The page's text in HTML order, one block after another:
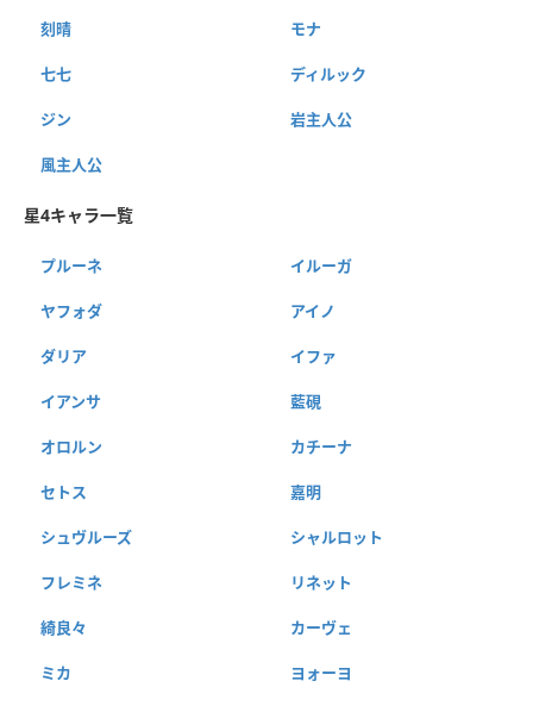
刻晴 モナ
七七 ディルック
ジン 岩主人公
風主人公
星4キャラ一覧
プルーネ イルーガ
ヤフォダ アイノ
ダリア イファ
イアンサ 藍硯
オロルン カチーナ
セトス 嘉明
シュヴルーズ シャルロット
フレミネ リネット
綺良々 カーヴェ
ミカ ヨォーヨ